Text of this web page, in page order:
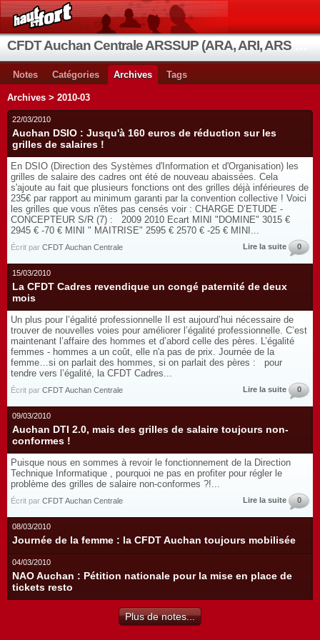
Notes Catégories Archives Tags
Archives > 2010-03
22/03/2010
Auchan DSIO : Jusqu'à 160 euros de réduction sur les
grilles de salaires !
En DSIO (Direction des Systèmes d'Information et d'Organisation) les
grilles de salaire des cadres ont été de nouveau abaissées. Cela
s'ajoute au fait que plusieurs fonctions ont des grilles déjà inférieures de
235€ par rapport au minimum garanti par la convention collective ! Voici
les grilles que vous n'êtes pas censés voir : CHARGE D’ETUDE -
CONCEPTEUR S/R (7) : 2009 2010 Ecart MINI "DOMINE" 3015 €
2945 € -70 € MINI " MAITRISE" 2595 € 2570 € -25 € MINI...
Écrit par CFDT Auchan Centrale Lire la suite 0
15/03/2010
La CFDT Cadres revendique un congé paternité de deux
mois
Un plus pour l’égalité professionnelle Il est aujourd’hui nécessaire de
trouver de nouvelles voies pour améliorer l’égalité professionnelle. C’est
maintenant l’affaire des hommes et d’abord celle des pères. L’égalité
femmes - hommes a un coût, elle n'a pas de prix. Journée de la
femme…si on parlait des hommes, si on parlait des pères : pour
tendre vers l’égalité, la CFDT Cadres...
Écrit par CFDT Auchan Centrale Lire la suite 0
09/03/2010
Auchan DTI 2.0, mais des grilles de salaire toujours non-
conformes !
Puisque nous en sommes à revoir le fonctionnement de la Direction
Technique Informatique , pourquoi ne pas en profiter pour régler le
problème des grilles de salaire non-conformes ?!...
Écrit par CFDT Auchan Centrale Lire la suite 0
08/03/2010
Journée de la femme : la CFDT Auchan toujours mobilisée
04/03/2010
NAO Auchan : Pétition nationale pour la mise en place de
tickets resto
Plus de notes...